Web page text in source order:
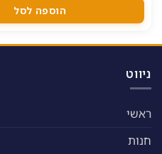
הוספה לסל
ניווט
ראשי
חנות